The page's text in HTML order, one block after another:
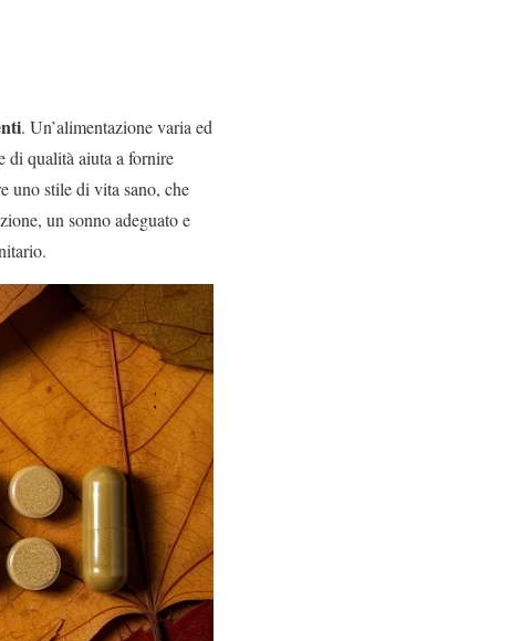
. Un’alimentazione varia ed
di qualità aiuta a fornire
uno stile di vita sano, che
un sonno adeguato e